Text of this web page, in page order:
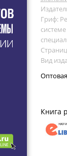
Гриф:
Вид
Книга